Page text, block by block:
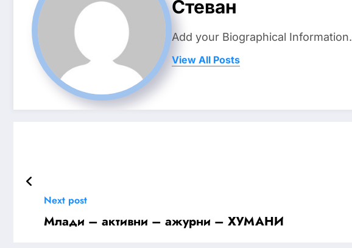
Стеван
Add your Biographical Information.
View All Posts
Next post
Mлади – активни – ажурни – ХУМАНИ